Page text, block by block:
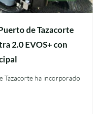
de Tazacorte
2.0 EVOS+ con
Tazacorte ha incorporado